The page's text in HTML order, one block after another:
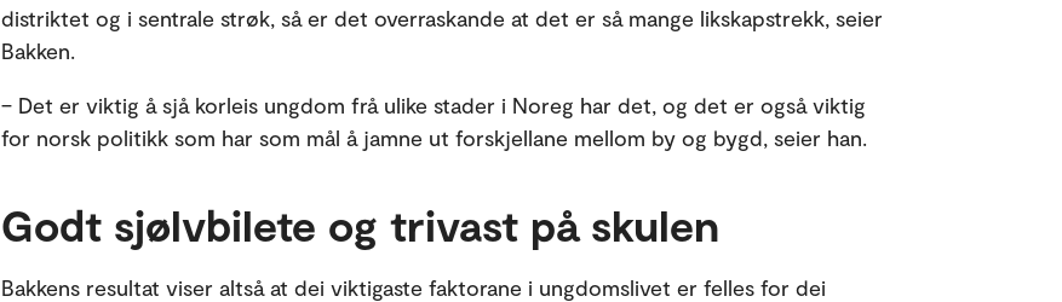
distriktet og i sentrale strøk, så er det overraskande at det er så mange likskapstrekk, seier
Bakken.
– Det er viktig å sjå korleis ungdom frå ulike stader i Noreg har det, og det er også viktig
for norsk politikk som har som mål å jamne ut forskjellane mellom by og bygd, seier han.
Godt sjølvbilete og trivast på skulen
Bakkens resultat viser altså at dei viktigaste faktorane i ungdomslivet er felles for dei